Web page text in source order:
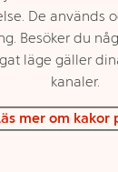
kan variera
De används
Besöker du
läge gäller
kanaler.
mer om kakor